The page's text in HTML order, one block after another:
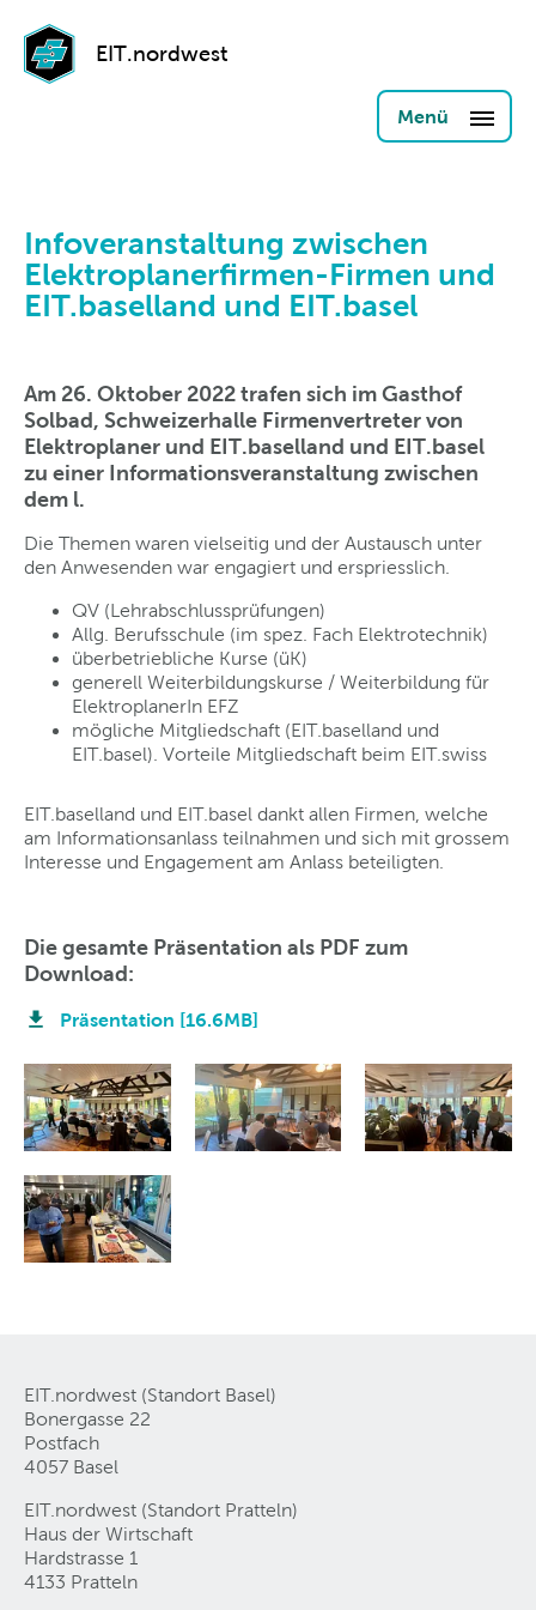
EIT.nordwest
Menü
Infoveranstaltung zwischen
Elektroplanerfirmen-Firmen und
EIT.baselland und EIT.basel
Am 26. Oktober 2022 trafen sich im Gasthof
Solbad, Schweizerhalle Firmenvertreter von
Elektroplaner und EIT.baselland und EIT.basel
zu einer Informationsveranstaltung zwischen
dem l.
Die Themen waren vielseitig und der Austausch unter
den Anwesenden war engagiert und erspriesslich.
QV (Lehrabschlussprüfungen)
Allg. Berufsschule (im spez. Fach Elektrotechnik)
überbetriebliche Kurse (üK)
generell Weiterbildungskurse / Weiterbildung für
ElektroplanerIn EFZ
mögliche Mitgliedschaft (EIT.baselland und
EIT.basel). Vorteile Mitgliedschaft beim EIT.swiss
EIT.baselland und EIT.basel dankt allen Firmen, welche
am Informationsanlass teilnahmen und sich mit grossem
Interesse und Engagement am Anlass beteiligten.
Die gesamte Präsentation als PDF zum
Download:
Präsentation [16.6MB]
EIT.nordwest (Standort Basel)
Bonergasse 22
Postfach
4057 Basel
EIT.nordwest (Standort Pratteln)
Haus der Wirtschaft
Hardstrasse 1
4133 Pratteln